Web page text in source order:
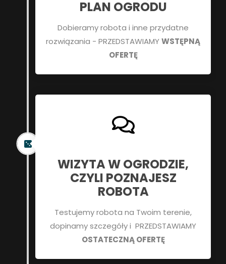
PLAN OGRODU
Dobieramy robota i inne przydatne
rozwiązania - PRZEDSTAWIAMYWSTĘPNĄ
OFERTĘ
WIZYTA W OGRODZIE,
CZYLI POZNAJESZ
ROBOTA
Testujemy robota na Twoim terenie,
dopinamy szczegóły i PRZEDSTAWIAMY
OSTATECZNĄ OFERTĘ